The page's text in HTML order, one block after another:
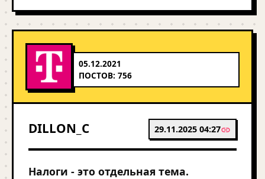
05.12.2021
ПОСТОВ: 756
DILLON_C 29.11.2025 04:27
Налоги - это отдельная тема.